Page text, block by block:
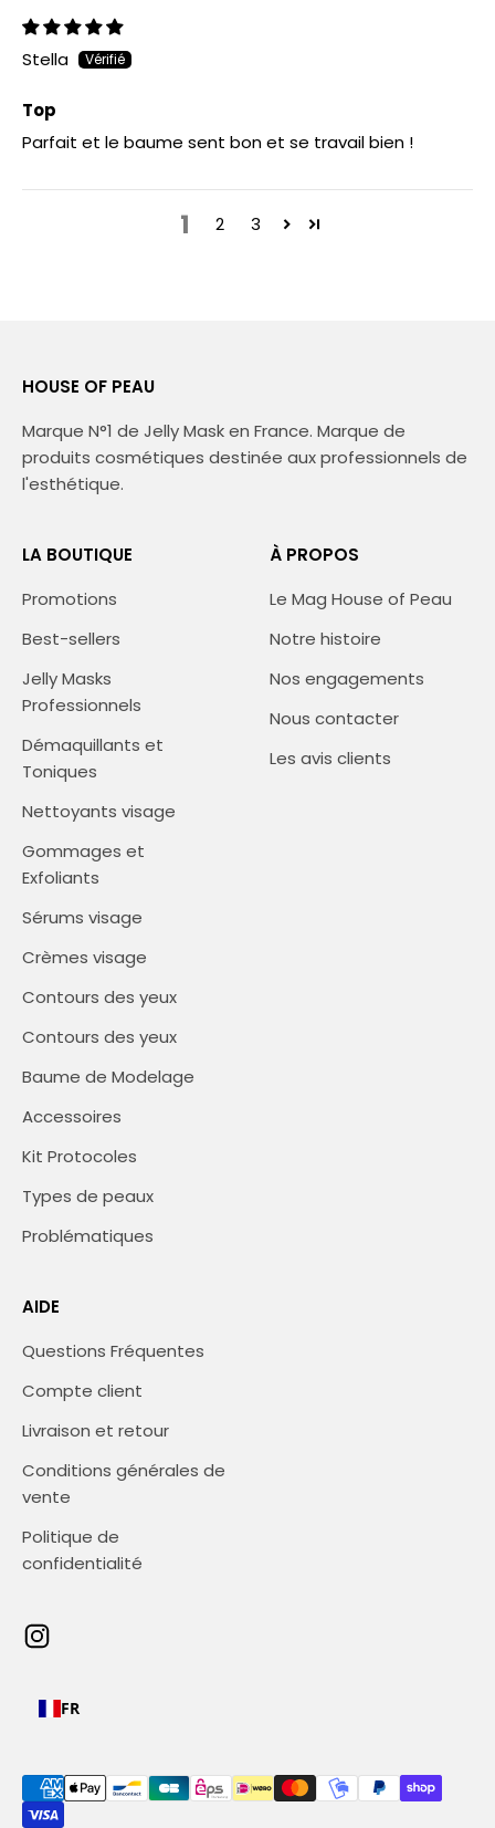
Stella
Top
Parfait et le baume sent bon et se travail bien !
1 2 3
HOUSE OF PEAU
Marque N°1 de Jelly Mask en France. Marque de
produits cosmétiques destinée aux professionnels de
l'esthétique.
LA BOUTIQUE
Promotions
Best-sellers
Jelly Masks
Professionnels
Démaquillants et
Toniques
Nettoyants visage
Gommages et
Exfoliants
Sérums visage
Crèmes visage
Contours des yeux
Contours des yeux
Baume de Modelage
Accessoires
Kit Protocoles
Types de peaux
Problématiques
À PROPOS
Le Mag House of Peau
Notre histoire
Nos engagements
Nous contacter
Les avis clients
AIDE
Questions Fréquentes
Compte client
Livraison et retour
Conditions générales de
vente
Politique de
confidentialité
FR